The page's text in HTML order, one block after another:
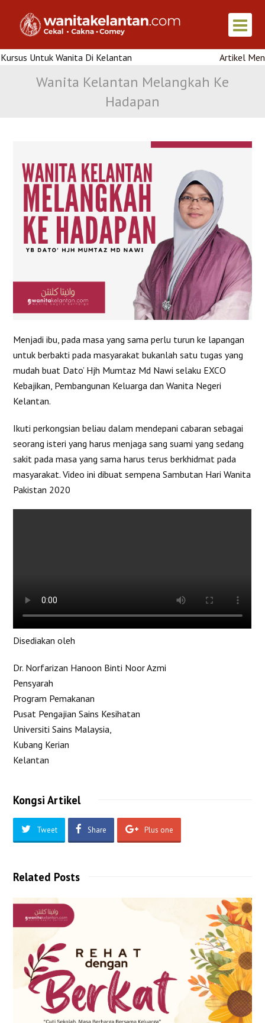
Artikel Menarik
Untuk Wanita Di Kelantan
Wanita Kelantan Melangkah Ke
Hadapan
Menjadi ibu, pada masa yang sama perlu turun ke lapangan
untuk berbakti pada masyarakat bukanlah satu tugas yang
mudah buat Dato’ Hjh Mumtaz Md Nawi selaku EXCO
Kebajikan, Pembangunan Keluarga dan Wanita Negeri
Kelantan.
Ikuti perkongsian beliau dalam mendepani cabaran sebagai
seorang isteri yang harus menjaga sang suami yang sedang
sakit pada masa yang sama harus terus berkhidmat pada
masyarakat. Video ini dibuat sempena Sambutan Hari Wanita
Pakistan 2020
Disediakan oleh
Dr. Norfarizan Hanoon Binti Noor Azmi
Pensyarah
Program Pemakanan
Pusat Pengajian Sains Kesihatan
Universiti Sains Malaysia,
Kubang Kerian
Kelantan
Kongsi Artikel
Tweet Share Plus one
Related Posts